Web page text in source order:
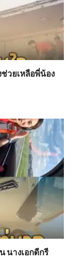
ช่วยเหลือพี่น้อง
นางเอกดีกรี